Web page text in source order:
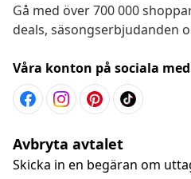
Gå med över 700 000
deals, säsongserbjudanden
Våra konton på sociala
Avbryta avtalet
Skicka in en begäran om